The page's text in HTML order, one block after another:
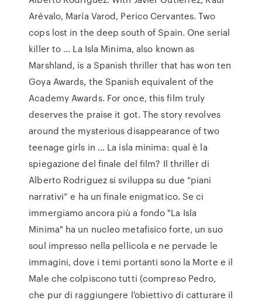
Arévalo, María Varod, Perico Cervantes. Two
cops lost in the deep south of Spain. One serial
killer to … La Isla Minima, also known as
Marshland, is a Spanish thriller that has won ten
Goya Awards, the Spanish equivalent of the
Academy Awards. For once, this film truly
deserves the praise it got. The story revolves
around the mysterious disappearance of two
teenage girls in … La isla minima: qual è la
spiegazione del finale del film? Il thriller di
Alberto Rodriguez si sviluppa su due “piani
narrativi” e ha un finale enigmatico. Se ci
immergiamo ancora più a fondo "La Isla
Minima" ha un nucleo metafisico forte, un suo
soul impresso nella pellicola e ne pervade le
immagini, dove i temi portanti sono la Morte e il
Male che colpiscono tutti (compreso Pedro,
che pur di raggiungere l'obiettivo di catturare il